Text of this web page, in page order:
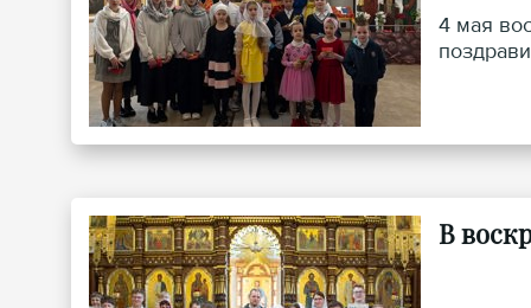
4 мая
В